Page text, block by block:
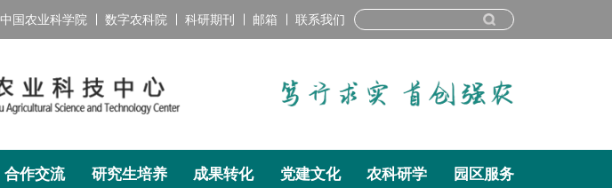
中国农业科学院 数字农科院 科研期刊 邮箱 联系我们
合作交流 研究生培养 成果转化 党建文化 农科研学 园区服务